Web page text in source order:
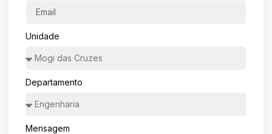
Unidade
Departamento
Mensagem